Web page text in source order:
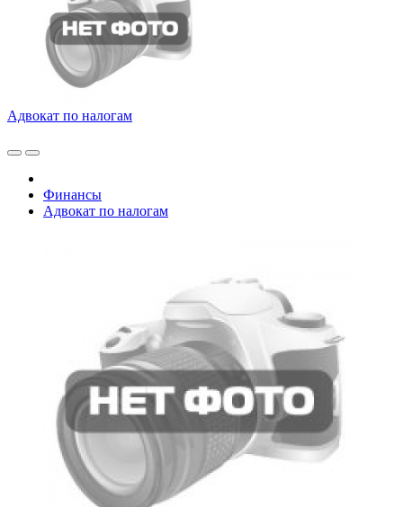
Адвокат по налогам
Финансы
Адвокат по налогам